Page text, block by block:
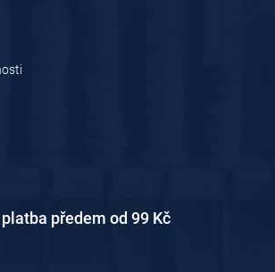
předem od 99 Kč